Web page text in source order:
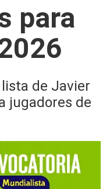
para
de Javier
jugadores de